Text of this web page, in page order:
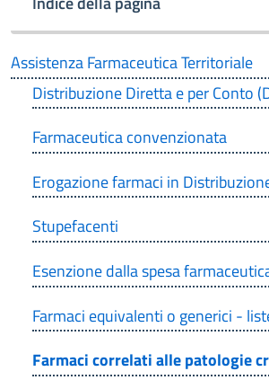
Assistenza Farmaceutica Territoriale
Distribuzione Diretta e per Conto
Farmaceutica convenzionata
Erogazione farmaci in
Stupefacenti
Esenzione dalla spesa
Farmaci equivalenti o generici -
Farmaci correlati alle patologie